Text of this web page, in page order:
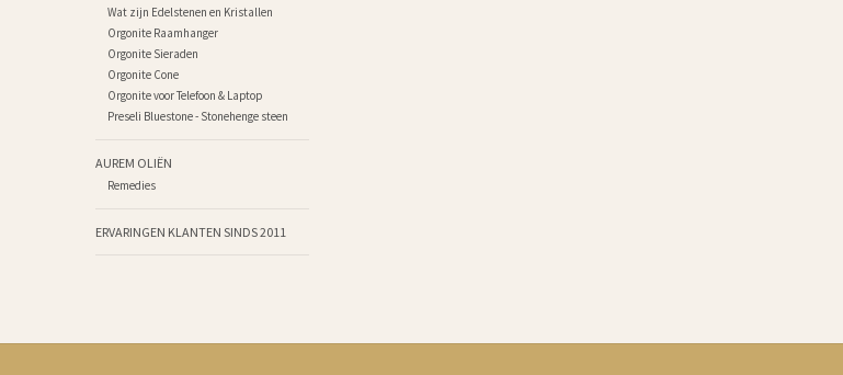
Wat zijn Edelstenen en Kristallen
Orgonite Raamhanger
Orgonite Sieraden
Orgonite Cone
Orgonite voor Telefoon & Laptop
Preseli Bluestone - Stonehenge steen
AUREM OLIËN
Remedies
ERVARINGEN KLANTEN SINDS 2011